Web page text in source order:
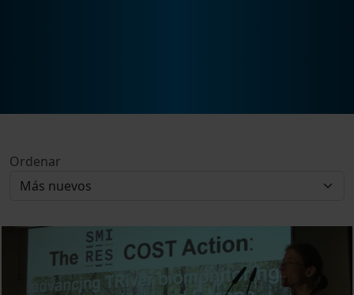
Ordenar